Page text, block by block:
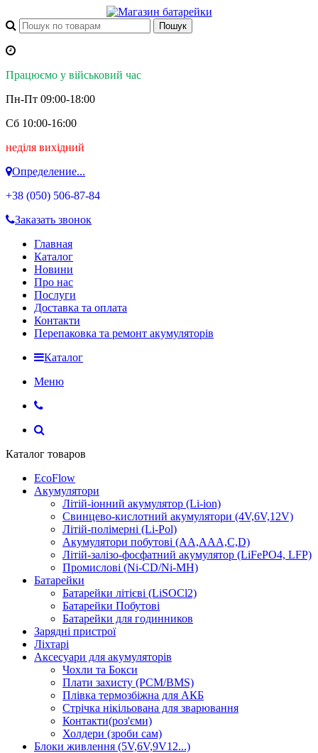
Працюємо у військовий час
Пн-Пт 09:00-18:00
Сб 10:00-16:00
неділя вихідний
Определение...
+38 (050) 506-87-84
Заказать звонок
Главная
Каталог
Новини
Про нас
Послуги
Доставка та оплата
Контакти
Перепаковка та ремонт акумуляторів
Каталог
Меню
Каталог товаров
EcoFlow
Акумулятори
Літій-іонний акумулятор (Li-ion)
Свинцево-кислотний акумулятори (4V,6V,12V)
Літій-полімерні (Li-Pol)
Акумулятори побутові (AA,AAA,C,D)
Літій-залізо-фосфатний акумулятор (LiFePO4, LFP)
Промислові (Ni-CD/Ni-MH)
Батарейки
Батарейки літієві (LiSOCl2)
Батарейки Побутові
Батарейки для годинников
Зарядні пристрої
Ліхтарі
Аксесуари для акумуляторів
Чохли та Бокси
Плати захисту (PCM/BMS)
Плівка термозбіжна для АКБ
Стрічка нікільована для зварювання
Контакти(роз'єми)
Холдери (зроби сам)
Блоки живлення (5V,6V,9V12...)